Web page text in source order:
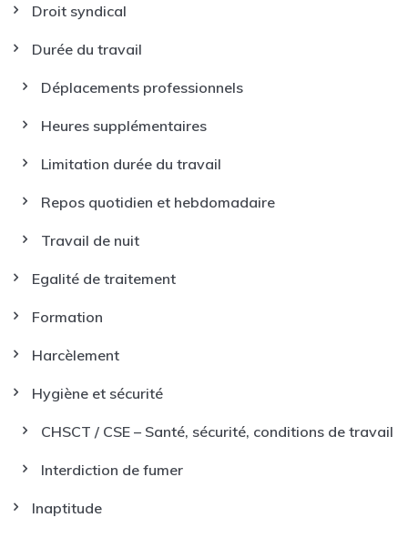
Droit syndical
Durée du travail
Déplacements professionnels
Heures supplémentaires
Limitation durée du travail
Repos quotidien et hebdomadaire
Travail de nuit
Egalité de traitement
Formation
Harcèlement
Hygiène et sécurité
CHSCT / CSE – Santé, sécurité, conditions de travail
Interdiction de fumer
Inaptitude